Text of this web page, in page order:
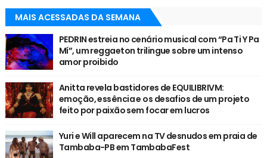
MAIS ACESSADAS DA SEMANA
PEDRIN estreia no cenário musical com “Pa Ti Y Pa
Mí”, um reggaeton trilingue sobre um intenso
amor proibido
Anitta revela bastidores de EQUILIBRIVM:
emoção, essência e os desafios de um projeto
feito por paixão sem focar em lucros
Yuri e Will aparecem na TV desnudos em praia de
Tambaba-PB em TambabaFest